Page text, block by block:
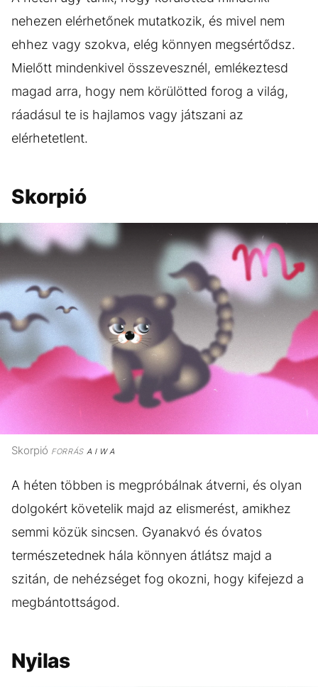
nehezen elérhetőnek mutatkozik, és mivel nem
ehhez vagy szokva, elég könnyen megsértődsz.
Mielőtt mindenkivel összevesznél, emlékeztesd
magad arra, hogy nem körülötted forog a világ,
ráadásul te is hajlamos vagy játszani az
elérhetetlent.
Skorpió
Skorpió FORRÁSA I W A
A héten többen is megpróbálnak átverni, és olyan
dolgokért követelik majd az elismerést, amikhez
semmi közük sincsen. Gyanakvó és óvatos
természetednek hála könnyen átlátsz majd a
szitán, de nehézséget fog okozni, hogy kifejezd a
megbántottságod.
Nyilas